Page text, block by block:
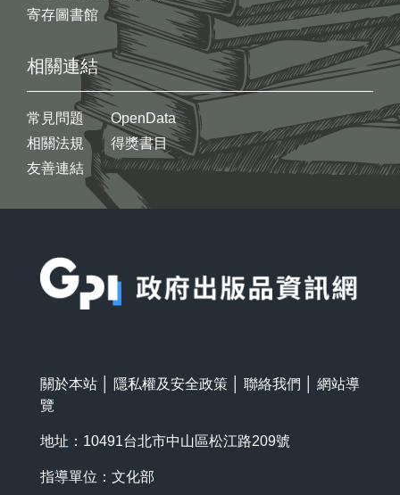
寄存圖書館
相關連結
常見問題
相關法規
友善連結
OpenData
得獎書目
關於本站 隱私權及安全政策 聯絡我們
網站導
覽
地址：10491台北市中山區松江路209號
指導單位：文化部